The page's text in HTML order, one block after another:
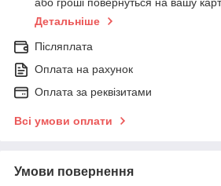
Детальніше
Післяплата
Оплата на рахунок
Оплата за реквізитами
Всі умови оплати
Умови повернення